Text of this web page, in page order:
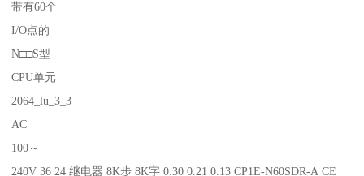
带有60个
I/O点的
N□□S型
CPU单元
2064_lu_3_3
AC
100～
240V 36 24 继电器 8K步 8K字 0.30 0.21 0.13 CP1E-N60SDR-A CE